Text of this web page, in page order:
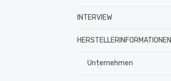
INTERVIEW
HERSTELLERINFORMATIONEN
Unternehmen